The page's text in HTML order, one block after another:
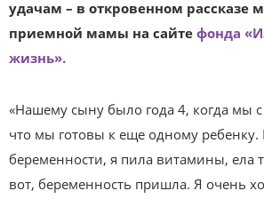
удачам – в откровенном рассказе
приемной мамы на сайте фонда
жизнь».
«Нашему сыну было года 4, когда мы
что мы готовы к еще одному
беременности, я пила витамины, ела
вот, беременность пришла. Я очень